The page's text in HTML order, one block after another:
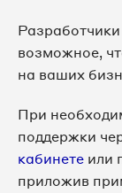
возможное,
на ваших
При
поддержки
кабинете или
приложив